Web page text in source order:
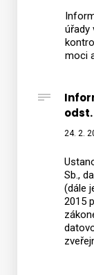
úřady
moci
24. 2.
Sb.,
(dále
2015